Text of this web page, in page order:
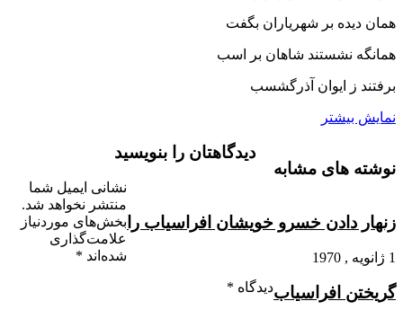
همان دیده بر شهریاران بگفت‏
همانگه نشستند شاهان بر اسب
برفتند ز ایوان آذرگشسب‏
نمایش بیشتر
نوشته های مشابه
زنهار دادن خسرو خویشان افراسیاب را
1 ژانویه , 1970
گریختن افراسیاب
دیدگاهتان را بنویسید
نشانی ایمیل شما
منتشر نخواهد شد.
بخش‌های موردنیاز
علامت‌گذاری
شده‌اند *
دیدگاه *